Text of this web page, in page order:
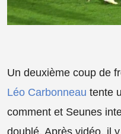
Un deuxième coup de
Léo Carbonneau tente
comment et Seunes
doublé. Après vidéo, il